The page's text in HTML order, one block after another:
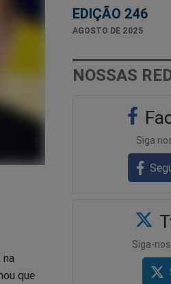
que
EDIÇÃO 246
AGOSTO DE 2025
NOSSAS
Siga
Siga-